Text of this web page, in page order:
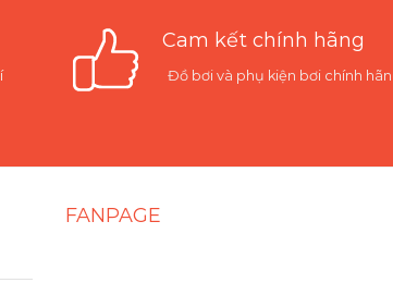
Cam kết chính hãng
Đồ bơi và phụ kiện bơi chính
FANPAGE